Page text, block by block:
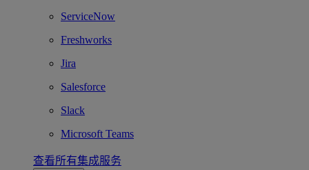
ServiceNow
Freshworks
Jira
Salesforce
Slack
Microsoft Teams
查看所有集成服务